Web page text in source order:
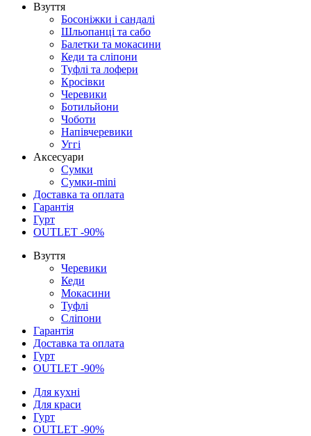
Взуття
Босоніжки і сандалі
Шльопанці та сабо
Балетки та мокасини
Кеди та сліпони
Туфлі та лофери
Кросівки
Черевики
Ботильйони
Чоботи
Напівчеревики
Уггі
Аксесуари
Сумки
Сумки-mini
Доставка та оплата
Гарантія
Гурт
OUTLET -90%
Взуття
Черевики
Кеди
Мокасини
Туфлі
Сліпони
Гарантія
Доставка та оплата
Гурт
OUTLET -90%
Для кухні
Для краси
Гурт
OUTLET -90%